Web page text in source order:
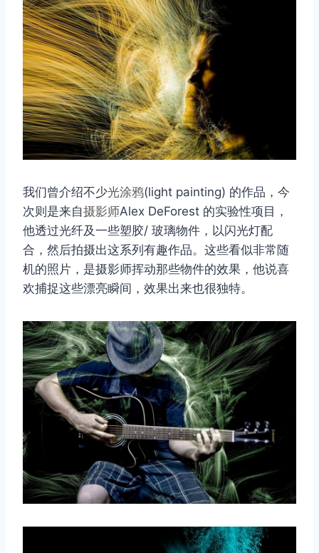
我们曾介绍不少光涂鸦(light painting) 的作品，今
次则是来自摄影师Alex DeForest 的实验性项目，
他透过光纤及一些塑胶/ 玻璃物件，以闪光灯配
合，然后拍摄出这系列有趣作品。这些看似非常随
机的照片，是摄影师挥动那些物件的效果，他说喜
欢捕捉这些漂亮瞬间，效果出来也很独特。